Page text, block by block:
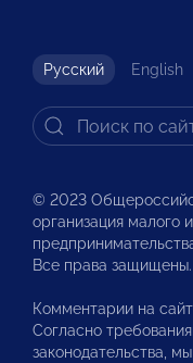
Русский English
© 2023
организация малого
Все права защищены.
Комментарии на
Согласно
законодательства,